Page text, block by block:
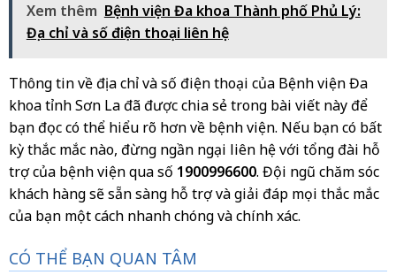
Xem thêm Bệnh viện Đa khoa Thành phố Phủ Lý:
Địa chỉ và số điện thoại liên hệ
Thông tin về địa chỉ và số điện thoại của Bệnh viện Đa
khoa tỉnh Sơn La đã được chia sẻ trong bài viết này để
bạn đọc có thể hiểu rõ hơn về bệnh viện. Nếu bạn có bất
kỳ thắc mắc nào, đừng ngần ngại liên hệ với tổng đài hỗ
trợ của bệnh viện qua số 1900996600. Đội ngũ chăm sóc
khách hàng sẽ sẵn sàng hỗ trợ và giải đáp mọi thắc mắc
của bạn một cách nhanh chóng và chính xác.
CÓ THỂ BẠN QUAN TÂM